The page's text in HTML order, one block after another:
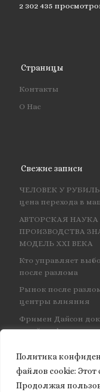
Политика
файлов сookie: Этот
Продолжая
2 302 435
Страницы
Контакты
О Нас
Свежие записи
ЧЕЛОВЕК У
цена перехода в
АВТОРСКАЯ
ПРОИЗВОДСТВА
МОДЕЛЬ XXI ВЕКА
Кто управляет
после разлома
Рынок после
центры влияния
Фримен Дайсон
и той же физике —